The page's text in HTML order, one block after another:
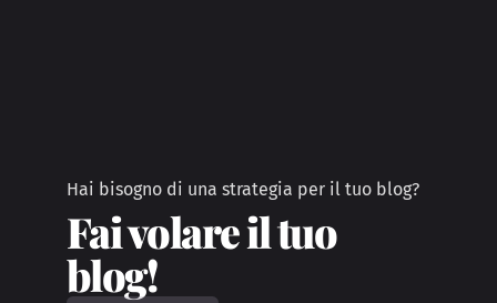
Hai bisogno di una strategia per il tuo blog?
Fai volare il tuo
blog!